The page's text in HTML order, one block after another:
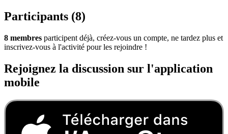
Participants (8)
8 membres participent déjà, créez-vous un compte, ne tardez plus et
inscrivez-vous à l'activité pour les rejoindre !
Rejoignez la discussion sur l'application
mobile